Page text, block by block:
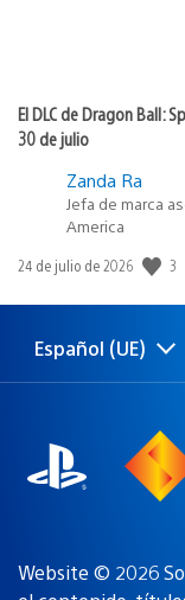
El DLC de Dragon Ball:
30 de julio
Zanda Ra
Jefa de marca
America
Fecha
publicación:
24 de julio de 2026 3
Selecciona
una
Región
actual:
Español (UE)
Website © 2026